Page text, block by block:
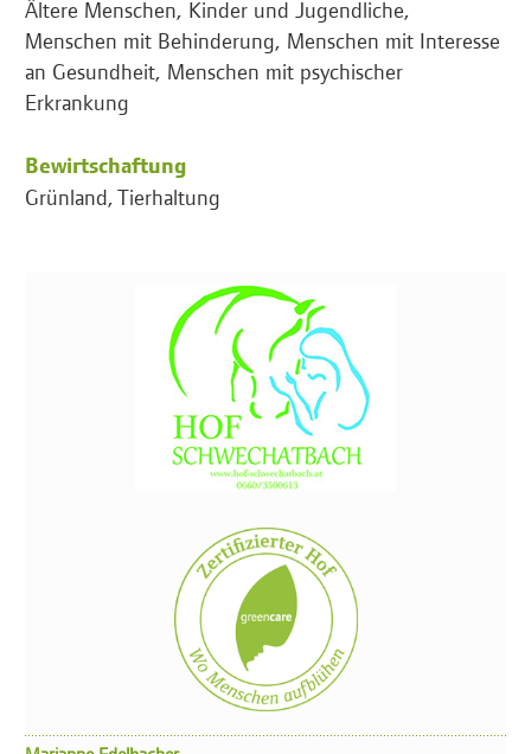
Ältere Menschen, Kinder und Jugendliche,
Menschen mit Behinderung, Menschen mit Interesse
an Gesundheit, Menschen mit psychischer
Erkrankung
Bewirtschaftung
Grünland, Tierhaltung